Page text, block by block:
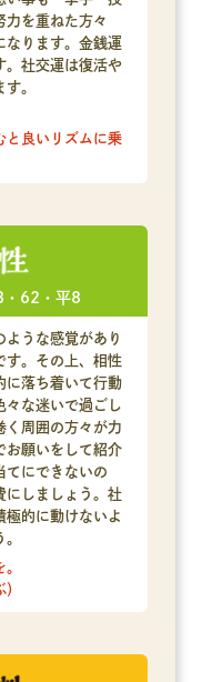
力を重ねた方々
なります。金銭運
。社交運は復活や
。
と良いリズムに乗
62・平8
うな感覚があり
す。その上、相性
に落ち着いて行動
々な迷いで過ごし
く周囲の方々が力
お願いをして紹介
てにできないの
にしましょう。社
極的に動けないよ